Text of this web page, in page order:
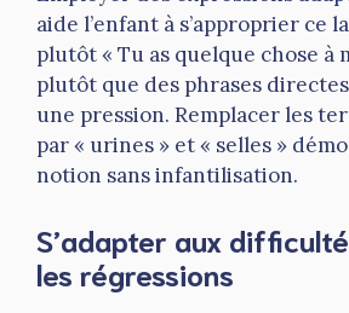
aide l’enfant à s’approprier ce
plutôt « Tu as quelque chose à
plutôt que des phrases
une pression. Remplacer les
par « urines » et « selles »
notion sans infantilisation.
S’adapter aux
les régressions